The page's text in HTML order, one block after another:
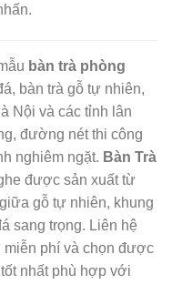
bàn trà phòng
bàn trà gỗ tự nhiên,
Nội và các tỉnh lân
đường nét thi công
nghiêm ngặt. Bàn Trà
được sản xuất từ
gỗ tự nhiên, khung
sang trọng. Liên hệ
phí và chọn được
nhất phù hợp với